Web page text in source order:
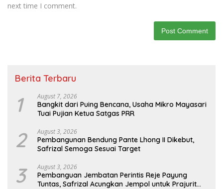
next time I comment.
Berita Terbaru
1 August 7, 2026
Bangkit dari Puing Bencana, Usaha Mikro Mayasari
Tuai Pujian Ketua Satgas PRR
2 August 3, 2026
Pembangunan Bendung Pante Lhong II Dikebut,
Safrizal Semoga Sesuai Target
3 August 3, 2026
Pembanguan Jembatan Perintis Reje Payung
Tuntas, Safrizal Acungkan Jempol untuk Prajurit